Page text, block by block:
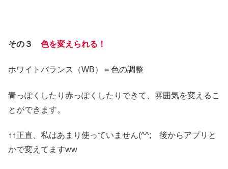
その３ 色を変えられる！
ホワイトバランス（WB）＝色の調整
青っぽくしたり赤っぽくしたりできて、雰囲気を変えるこ
とができます。
↑↑正直、私はあまり使っていません(^^; 後からアプリと
かで変えてますww